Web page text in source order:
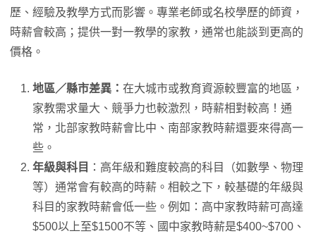
歷、經驗及教學方式而影響。專業老師或名校學歷的師資，
時薪會較高；提供一對一教學的家教，通常也能談到更高的
價格。
地區／縣市差異： 在大城市或教育資源較豐富的地區，
家教需求量大、競爭力也較激烈，時薪相對較高！通
常，北部家教時薪會比中、南部家教時薪還要來得高一
些。
年級與科目 ：高年級和難度較高的科目（如數學、物理
等）通常會有較高的時薪。相較之下，較基礎的年級與
科目的家教時薪會低一些。例如：高中家教時薪可高達
$500以上至$1500不等、國中家教時薪是$400~$700、